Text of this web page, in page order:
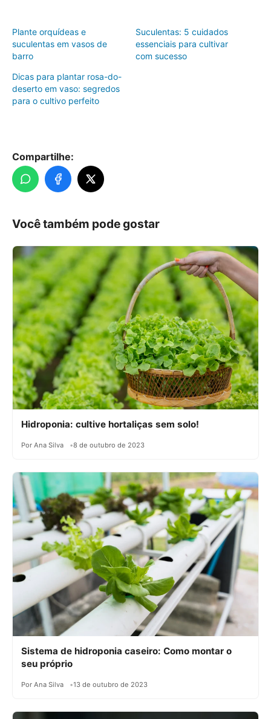
Plante orquídeas e
suculentas em vasos de
barro
Suculentas: 5 cuidados
essenciais para cultivar
com sucesso
Dicas para plantar rosa-do-
deserto em vaso: segredos
para o cultivo perfeito
Compartilhe:
Você também pode gostar
Hidroponia: cultive hortaliças sem solo!
Por Ana Silva 8 de outubro de 2023
Sistema de hidroponia caseiro: Como montar o
seu próprio
Por Ana Silva 13 de outubro de 2023